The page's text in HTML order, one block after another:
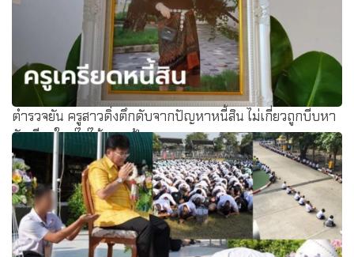
ตำรวจยัน ครูสาวดิ่งตึกดับจากปัญหาหนี้สิน ไม่เกี่ยวถูกบีบหา
นักเรียนใหม่ไม่ได้ตามเป้า